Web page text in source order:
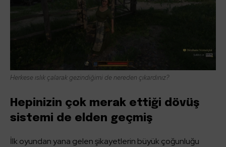
Herkese ıslık çalarak gezindiğimi de nereden çıkardınız?
Hepinizin çok merak ettiği dövüş
sistemi de elden geçmiş
İlk oyundan yana gelen şikayetlerin büyük çoğunluğu